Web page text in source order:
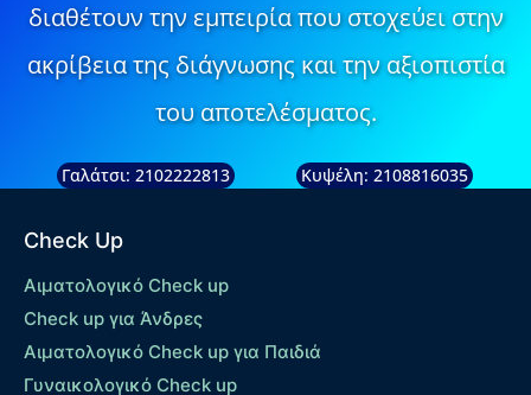
διαθέτουν την εμπειρία που στοχεύει στην
ακρίβεια της διάγνωσης και την αξιοπιστία
του αποτελέσματος.
Γαλάτσι: 2102222813 Κυψέλη: 2108816035
Check Up
Αιματολογικό Check up
Check up για Άνδρες
Αιματολογικό Check up για Παιδιά
Γυναικολογικό Check up